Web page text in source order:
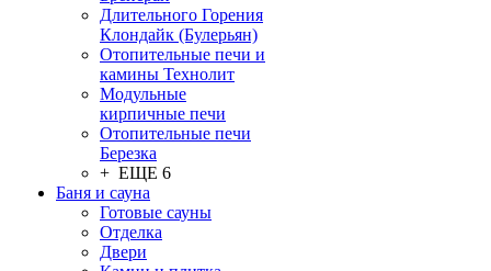
Длительного Горения
Клондайк (Булерьян)
Отопительные печи и
камины Технолит
Модульные
кирпичные печи
Отопительные печи
Березка
+ ЕЩЕ 6
Баня и сауна
Готовые сауны
Отделка
Двери